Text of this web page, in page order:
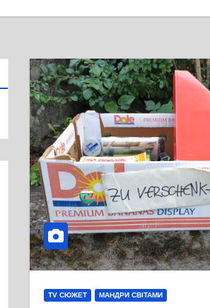
TV СЮЖЕТ МАНДРИ СВІТАМИ